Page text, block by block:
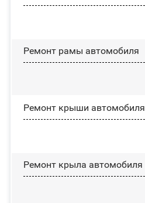
Ремонт рамы автомобиля
Ремонт крыши автомобиля
Ремонт крыла автомобиля